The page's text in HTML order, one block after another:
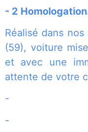
- 2
Réalisé dans
(59), voiture
et avec une
attente de votre
-
-